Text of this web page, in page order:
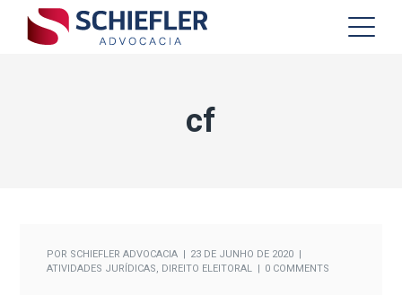
cf
POR SCHIEFLER ADVOCACIA
23 DE JUNHO DE 2020
ATIVIDADES JURÍDICAS, DIREITO ELEITORAL 0 COMMENTS